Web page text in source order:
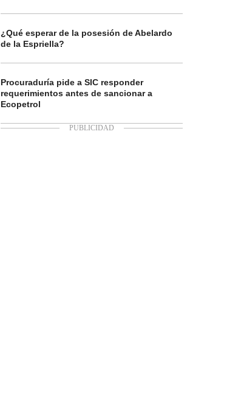
¿Qué esperar de la posesión de Abelardo
de la Espriella?
Procuraduría pide a SIC responder
requerimientos antes de sancionar a
Ecopetrol